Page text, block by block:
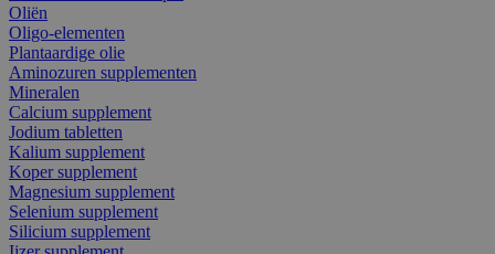
Oliën
Oligo-elementen
Plantaardige olie
Aminozuren supplementen
Mineralen
Calcium supplement
Jodium tabletten
Kalium supplement
Koper supplement
Magnesium supplement
Selenium supplement
Silicium supplement